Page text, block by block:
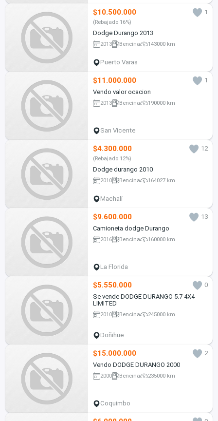
$10.500.000 1
(Rebajado 16%)
Dodge Durango 2013
2013 Bencina 143000 km
Puerto Varas
$11.000.000
1
Vendo valor ocacion
2013 Bencina 190000 km
San Vicente
$4.300.000 12
(Rebajado 12%)
Dodge durango 2010
2010 Bencina 164027 km
Machalí
$9.600.000
13
Camioneta dodge Durango
2016 Bencina 160000 km
La Florida
$5.550.000
0
Se vende DODGE DURANGO 5.7 4X4
LIMITED
2010 Bencina 245000 km
Doñihue
$15.000.000
2
Vendo DODGE DURANGO 2000
2000 Bencina 235000 km
Coquimbo